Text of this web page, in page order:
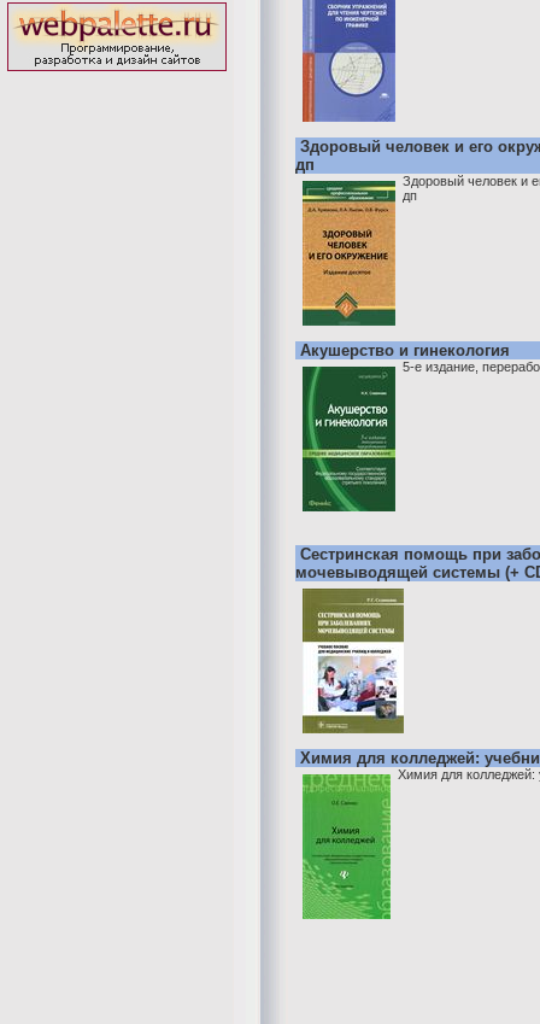
Здоровый человек и его
дп
Здоровый человек и
дп
Акушерство и гинекология
5-е издание,
Сестринская помощь при
мочевыводящей системы (+
Химия для колледжей:
Химия для колледжей: